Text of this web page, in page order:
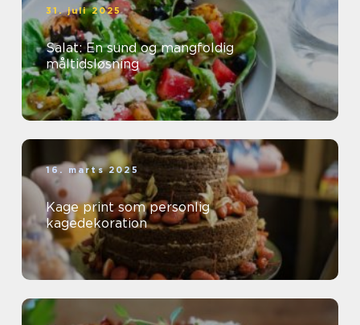
31. juli 2025
Salat: En sund og mangfoldig
måltidsløsning
16. marts 2025
Kage print som personlig
kagedekoration